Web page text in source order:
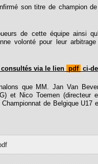
son titre de champion
de cette équipe ainsi
volonté pour leur
via le lien pdf ci-
que MM. Jan Van
et Nico Toemen (directeur
de Belgique U17